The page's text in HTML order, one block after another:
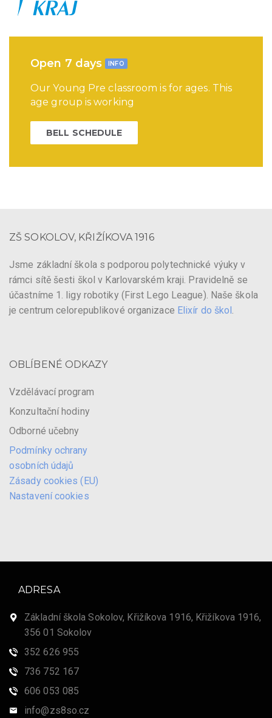
Open 7 days INFO
Our Young Pre classroom is for ages. This
age group is working
BELL SCHEDULE
ZŠ SOKOLOV, KŘIŽÍKOVA 1916
Jsme základní škola s podporou polytechnické výuky v
rámci sítě šesti škol v Karlovarském kraji. Pravidelně se
účastníme 1. ligy robotiky (First Lego League). Naše škola
je centrum celorepublikové organizace Elixír do škol
OBLÍBENÉ ODKAZY
Vzdělávací program
Konzultační hodiny
Odborné učebny
Podmínky ochrany
osobních údajů
Zásady cookies (EU)
Nastavení cookies
ADRESA
Základní škola Sokolov, Křižíkova 1916, Křižíkova 1916,
356 01 Sokolov
352 626 955
736 752 167
606 053 085
info@zs8so.cz